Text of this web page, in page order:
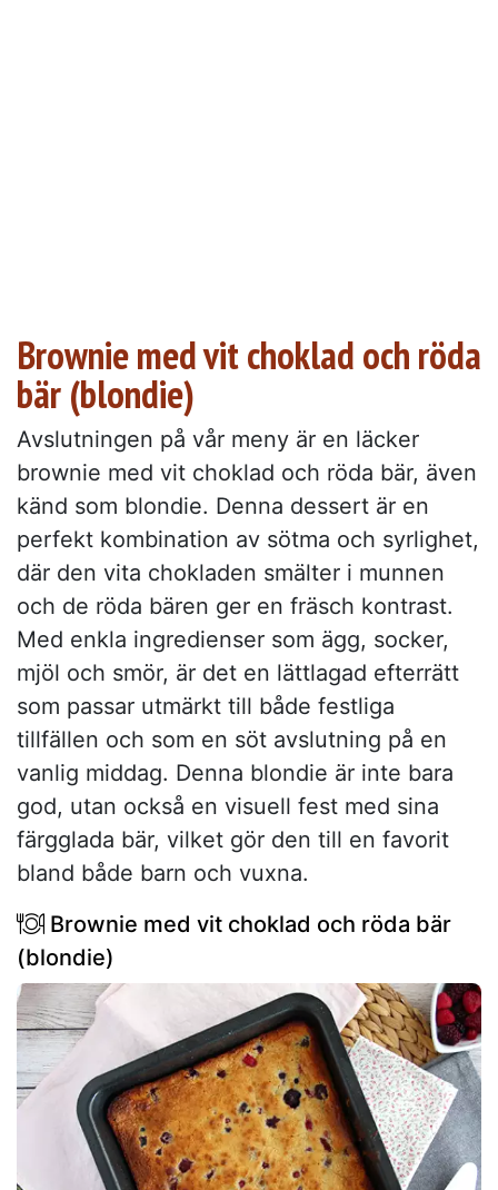
Brownie med vit choklad och röda
bär (blondie)
Avslutningen på vår meny är en läcker
brownie med vit choklad och röda bär, även
känd som blondie. Denna dessert är en
perfekt kombination av sötma och syrlighet,
där den vita chokladen smälter i munnen
och de röda bären ger en fräsch kontrast.
Med enkla ingredienser som ägg, socker,
mjöl och smör, är det en lättlagad efterrätt
som passar utmärkt till både festliga
tillfällen och som en söt avslutning på en
vanlig middag. Denna blondie är inte bara
god, utan också en visuell fest med sina
färgglada bär, vilket gör den till en favorit
bland både barn och vuxna.
Brownie med vit choklad och röda bär
(blondie)